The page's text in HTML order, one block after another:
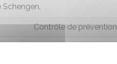
Contrôle de prévention